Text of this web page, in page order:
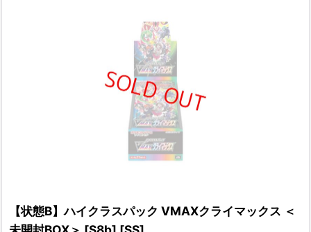
【状態B】ハイクラスパック VMAXクライマックス ＜